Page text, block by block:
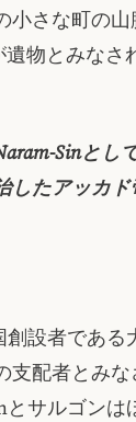
小さな町の山
遺物とみなさ
Sinとし
したアッカ
設者である
支配者とみな
サルゴンは